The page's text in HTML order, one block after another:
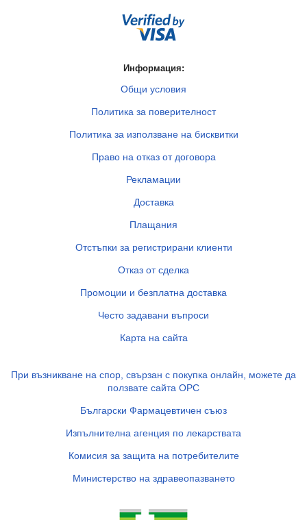
Информация:
Общи условия
Политика за поверителност
Политика за използване на бисквитки
Право на отказ от договора
Рекламации
Доставка
Плащания
Отстъпки за регистрирани клиенти
Отказ от сделка
Промоции и безплатна доставка
Често задавани въпроси
Карта на сайта
При възникване на спор, свързан с покупка онлайн, можете да
ползвате сайта ОРС
Български Фармацевтичен съюз
Изпълнителна агенция по лекарствата
Комисия за защита на потребителите
Министерство на здравеопазването